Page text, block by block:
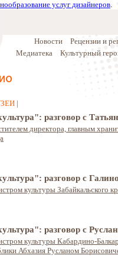
услуг дизайнеров.
Новости
Рецензии и
Медиатека
Культурный
|
разговор с
директора, главным
разговор с
культуры Забайкальского
разговор с
культуры Кабардино-
Абхазия Русланом